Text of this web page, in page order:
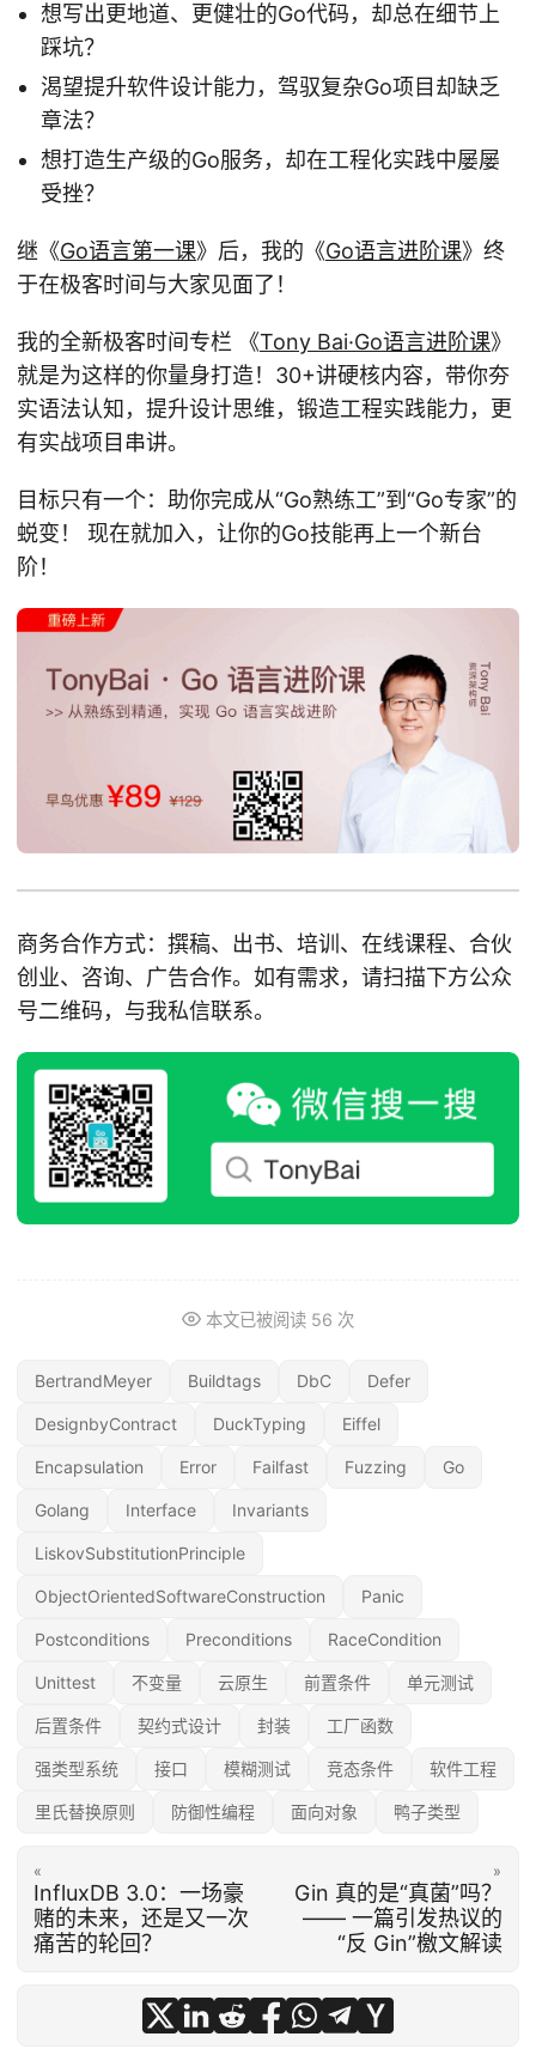
想写出更地道、更健壮的Go代码，却总在细节上
踩坑？
渴望提升软件设计能力，驾驭复杂Go项目却缺乏
章法？
想打造生产级的Go服务，却在工程化实践中屡屡
受挫？
继《Go语言第一课》后，我的《Go语言进阶课》终
于在极客时间与大家见面了！
我的全新极客时间专栏 《Tony Bai·Go语言进阶课》
就是为这样的你量身打造！30+讲硬核内容，带你夯
实语法认知，提升设计思维，锻造工程实践能力，更
有实战项目串讲。
目标只有一个：助你完成从“Go熟练工”到“Go专家”的
蜕变！ 现在就加入，让你的Go技能再上一个新台
阶！
商务合作方式：撰稿、出书、培训、在线课程、合伙
创业、咨询、广告合作。如有需求，请扫描下方公众
号二维码，与我私信联系。
本文已被阅读 56 次
BertrandMeyer Buildtags DbC Defer
DesignbyContract DuckTyping Eiffel
Encapsulation Error Failfast Fuzzing Go
Golang Interface Invariants
LiskovSubstitutionPrinciple
ObjectOrientedSoftwareConstruction Panic
Postconditions Preconditions RaceCondition
Unittest 不变量 云原生 前置条件 单元测试
后置条件 契约式设计 封装 工厂函数
强类型系统 接口 模糊测试 竞态条件 软件工程
里氏替换原则 防御性编程 面向对象 鸭子类型
«
InfluxDB 3.0：一场豪
赌的未来，还是又一次
痛苦的轮回？
»
Gin 真的是“真菌”吗？
—— 一篇引发热议的
“反 Gin”檄文解读